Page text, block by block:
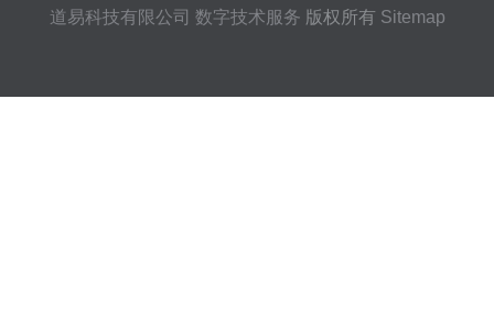
道易科技有限公司 数字技术服务 版权所有 Sitemap